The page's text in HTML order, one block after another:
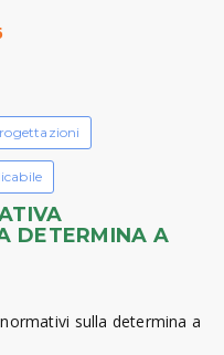
DETERMINA A
sulla determina a